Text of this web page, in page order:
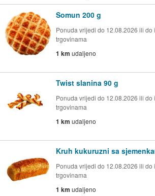
Somun 200 g
Ponuda vrijedi do 12.08.2026 ili do
trgovinama
1 km udaljeno
Twist slanina 90 g
Ponuda vrijedi do 12.08.2026 ili do
trgovinama
1 km udaljeno
Kruh kukuruzni sa
Ponuda vrijedi do 12.08.2026 ili do
trgovinama
1 km udaljeno